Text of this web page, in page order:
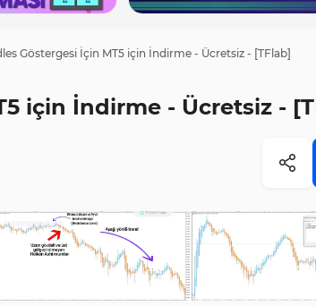
Göstergesi İçin MT5 için İndirme - Ücretsiz - [TFlab]
için İndirme - Ücretsiz -